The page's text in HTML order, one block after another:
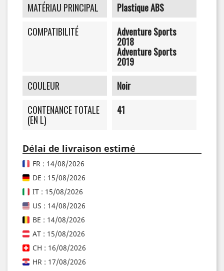
MATÉRIAU PRINCIPAL
Plastique ABS
COMPATIBILITÉ
Adventure Sports
2018
Adventure Sports
2019
COULEUR
Noir
CONTENANCE TOTALE
(EN L)
41
Délai de livraison estimé
FR : 14/08/2026
DE : 15/08/2026
IT : 15/08/2026
US : 14/08/2026
BE : 14/08/2026
AT : 15/08/2026
CH : 16/08/2026
HR : 17/08/2026